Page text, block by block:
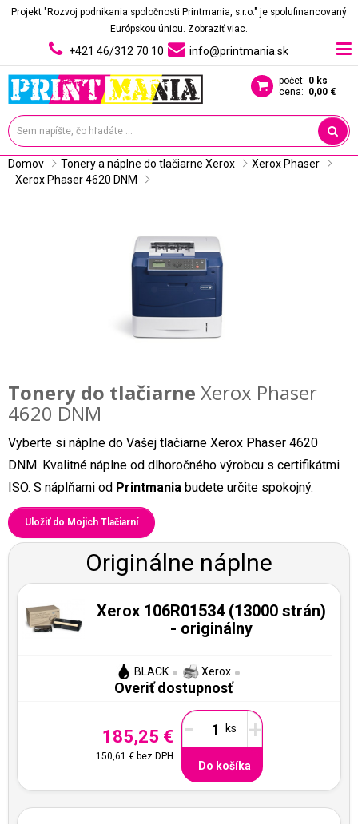
Projekt "Rozvoj podnikania spoločnosti Printmania, s.r.o." je spolufinancovaný
Európskou úniou. Zobraziť viac.
+421 46/312 70 10 info@printmania.sk
počet: 0 ks
cena: 0,00 €
Domov Tonery a náplne do tlačiarne Xerox
Xerox Phaser
Xerox Phaser 4620 DNM
Tonery do tlačiarne Xerox Phaser
4620 DNM
Vyberte si náplne do Vašej tlačiarne Xerox Phaser 4620
DNM. Kvalitné náplne od dlhoročného výrobcu s certifikátmi
ISO. S náplňami od Printmania budete určite spokojný.
Uložiť do Mojich Tlačiarní
Originálne náplne
Xerox 106R01534 (13000 strán)
- originálny
BLACK Xerox
Overiť dostupnosť
185,25 €
150,61 €bez DPH
- +
Do košíka